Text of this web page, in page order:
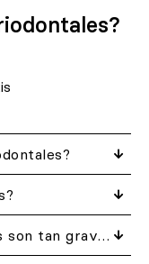
¿Por qué las bolsas periodontales son tan graves para la salud?